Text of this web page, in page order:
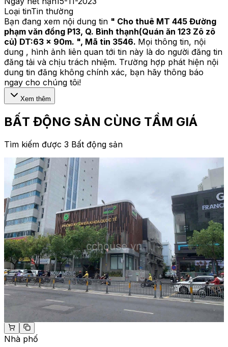
Loại tinTin thường
Bạn đang xem nội dung tin " Cho thuê MT 445 Đường
phạm văn đồng P13, Q. Bình thạnh(Quán ăn 123 Zô zô
củ) DT:63 x 90m. ", Mã tin 3546. Mọi thông tin, nội
dung , hình ảnh liên quan tới tin này là do người đăng tin
đăng tải và chịu trách nhiệm. Trường hợp phát hiện nội
dung tin đăng không chính xác, bạn hãy thông báo
ngay cho chúng tôi!
Xem thêm
BẤT ĐỘNG SẢN CÙNG TẦM GIÁ
Tìm kiếm được 3 Bất động sản
Nhà phố